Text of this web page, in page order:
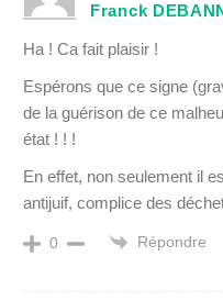
Franck
Ha ! Ca fait plaisir !
Espérons que ce signe
de la guérison de ce
état ! ! !
En effet, non seulement il
antijuif, complice des
0 Répondre